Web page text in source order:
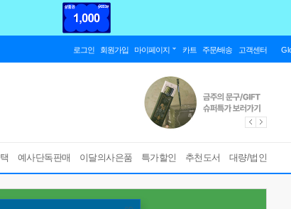
로그인 회원가입 마이페이지 카트 주문/배송 고객센터
예사단독판매 이달의사은품 특가할인 추천도서 대량/법인